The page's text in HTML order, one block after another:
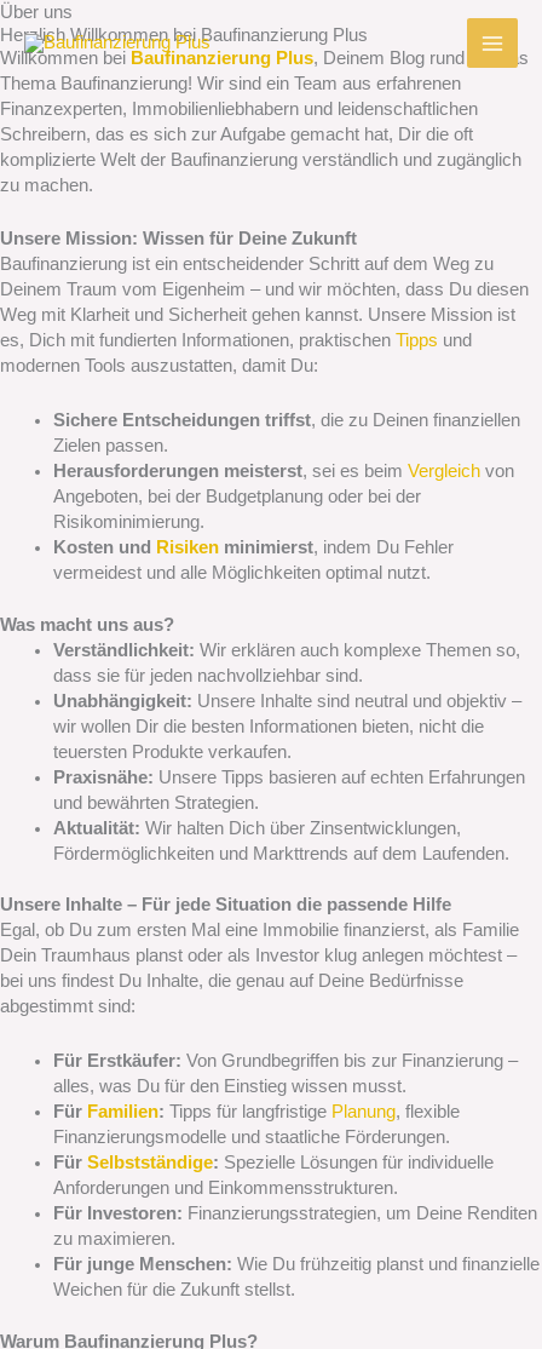
Zum
Inhalt
springen
Über uns
Herzlich Willkommen bei Baufinanzierung Plus
Willkommen bei Baufinanzierung Plus, Deinem Blog rund um das
Thema Baufinanzierung! Wir sind ein Team aus erfahrenen
Finanzexperten, Immobilienliebhabern und leidenschaftlichen
Schreibern, das es sich zur Aufgabe gemacht hat, Dir die oft
komplizierte Welt der Baufinanzierung verständlich und zugänglich
zu machen.
Unsere Mission: Wissen für Deine Zukunft
Baufinanzierung ist ein entscheidender Schritt auf dem Weg zu
Deinem Traum vom Eigenheim – und wir möchten, dass Du diesen
Weg mit Klarheit und Sicherheit gehen kannst. Unsere Mission ist
es, Dich mit fundierten Informationen, praktischen Tipps und
modernen Tools auszustatten, damit Du:
Sichere Entscheidungen triffst, die zu Deinen finanziellen
Zielen passen.
Herausforderungen meisterst, sei es beim Vergleichvon
Angeboten, bei der Budgetplanung oder bei der
Risikominimierung.
Kosten und
Risikenminimierst, indem Du Fehler
vermeidest und alle Möglichkeiten optimal nutzt.
Was macht uns aus?
Verständlichkeit: Wir erklären auch komplexe Themen so,
dass sie für jeden nachvollziehbar sind.
Unabhängigkeit: Unsere Inhalte sind neutral und objektiv –
wir wollen Dir die besten Informationen bieten, nicht die
teuersten Produkte verkaufen.
Praxisnähe: Unsere Tipps basieren auf echten Erfahrungen
und bewährten Strategien.
Aktualität: Wir halten Dich über Zinsentwicklungen,
Fördermöglichkeiten und Markttrends auf dem Laufenden.
Unsere Inhalte – Für jede Situation die passende Hilfe
Egal, ob Du zum ersten Mal eine Immobilie finanzierst, als Familie
Dein Traumhaus planst oder als Investor klug anlegen möchtest –
bei uns findest Du Inhalte, die genau auf Deine Bedürfnisse
abgestimmt sind:
Für Erstkäufer: Von Grundbegriffen bis zur Finanzierung –
alles, was Du für den Einstieg wissen musst.
Für Familien: Tipps für langfristige Planung, flexible
Finanzierungsmodelle und staatliche Förderungen.
Für Selbstständige: Spezielle Lösungen für individuelle
Anforderungen und Einkommensstrukturen.
Für Investoren: Finanzierungsstrategien, um Deine Renditen
zu maximieren.
Für junge Menschen: Wie Du frühzeitig planst und finanzielle
Weichen für die Zukunft stellst.
Warum Baufinanzierung Plus?